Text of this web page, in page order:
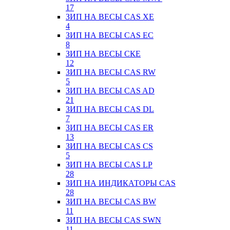
17
ЗИП НА ВЕСЫ CAS XE
4
ЗИП НА ВЕСЫ CAS EC
8
ЗИП НА ВЕСЫ СКЕ
12
ЗИП НА ВЕСЫ CAS RW
5
ЗИП НА ВЕСЫ CAS AD
21
ЗИП НА ВЕСЫ CAS DL
7
ЗИП НА ВЕСЫ CAS ER
13
ЗИП НА ВЕСЫ CAS CS
5
ЗИП НА ВЕСЫ CAS LP
28
ЗИП НА ИНДИКАТОРЫ CAS
28
ЗИП НА ВЕСЫ CAS BW
11
ЗИП НА ВЕСЫ CAS SWN